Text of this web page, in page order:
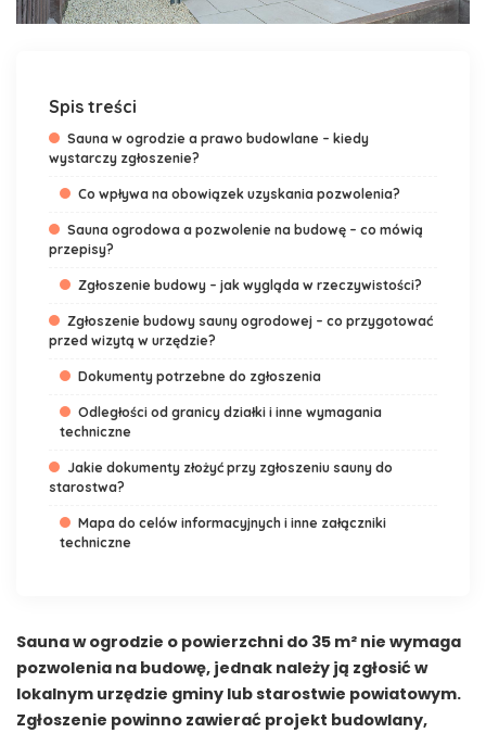
Spis treści
Sauna w ogrodzie a prawo budowlane – kiedy
wystarczy zgłoszenie?
Co wpływa na obowiązek uzyskania pozwolenia?
Sauna ogrodowa a pozwolenie na budowę – co mówią
przepisy?
Zgłoszenie budowy – jak wygląda w rzeczywistości?
Zgłoszenie budowy sauny ogrodowej – co przygotować
przed wizytą w urzędzie?
Dokumenty potrzebne do zgłoszenia
Odległości od granicy działki i inne wymagania
techniczne
Jakie dokumenty złożyć przy zgłoszeniu sauny do
starostwa?
Mapa do celów informacyjnych i inne załączniki
techniczne
Sauna w ogrodzie o powierzchni do 35 m² nie wymaga
pozwolenia na budowę, jednak należy ją zgłosić w
lokalnym urzędzie gminy lub starostwie powiatowym.
Zgłoszenie powinno zawierać projekt budowlany,